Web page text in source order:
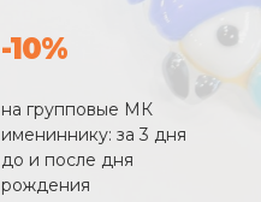
-10%
на групповые МК
имениннику: за 3 дня
до и после дня
рождения